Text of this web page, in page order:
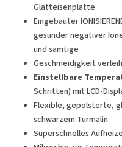
Glätteisenplatte
Eingebauter
gesunder negativer
und samtige
Geschmeidigkeit
Einstellbare
Schritten) mit LCD-
Flexible, gepolsterte,
schwarzem Turmalin
Superschnelles